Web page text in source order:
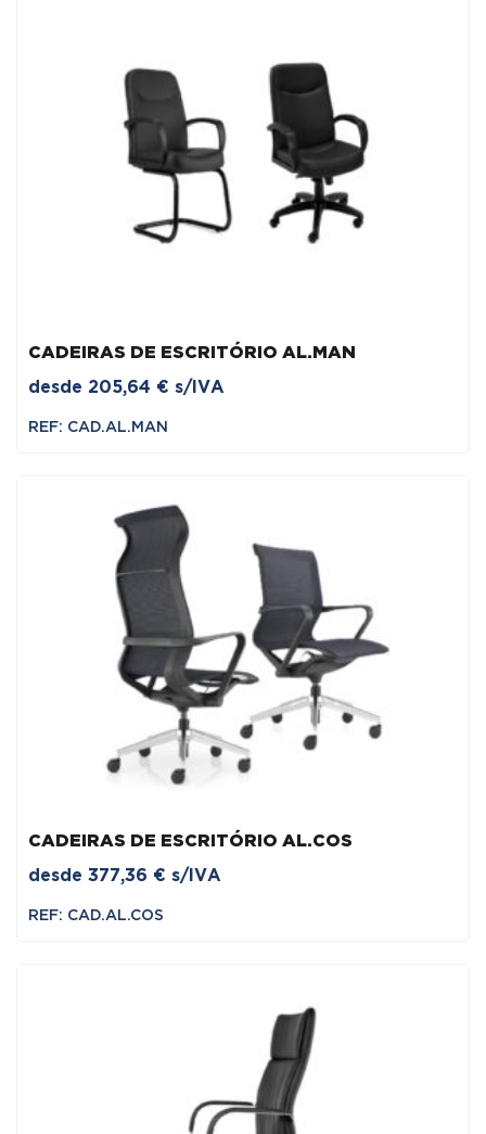
CADEIRAS DE ESCRITÓRIO AL.MAN
desde 205,64 € s/IVA
REF: CAD.AL.MAN
CADEIRAS DE ESCRITÓRIO AL.COS
desde 377,36 € s/IVA
REF: CAD.AL.COS